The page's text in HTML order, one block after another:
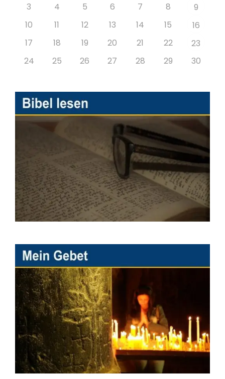
3
4 5 6 7 8
9
10
11 12 13 14 15
16
17
18 19 20 21 22
23
24
25 26 27 28 29 30